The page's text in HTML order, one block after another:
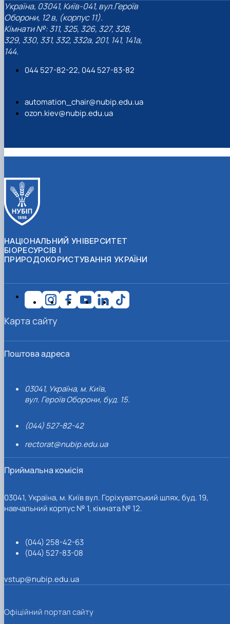
Україна, 03041, Київ-041, вул.Героїв
Оборони, 12 в, (корпус 11).
Кімнати №: 311, 325, 326, 327, 328,
329, 330, 331, 332, 332а, 201, 141, 141а,
144.
044 527-82-22, 044 527-83-82
automation_chair@nubip.edu.ua
ozon.kiev@nubip.edu.ua
НАЦІОНАЛЬНИЙ УНІВЕРСИТЕТ
БІОРЕСУРСІВ І
ПРИРОДОКОРИСТУВАННЯ УКРАЇНИ
Поштова адреса
03041, Україна, м. Київ,
вул. Героїв Оборони, буд. 15.
(044) 527-82-42
rectorat@nubip.edu.ua
Приймальна комісія
03041, Україна, м. Київ вул. Горіхуватський шлях, буд. 19,
навчальний корпус № 1, кімната № 12.
(044) 258-42-63
(044) 527-83-08
vstup@nubip.edu.ua
Карта сайту
Офіційний портал сайту